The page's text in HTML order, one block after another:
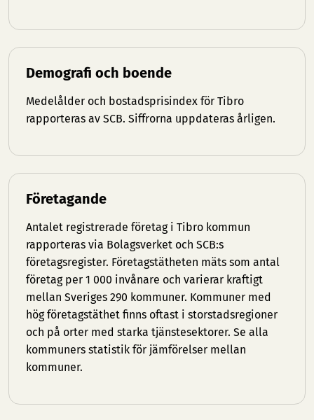
Demografi och boende
Medelålder och bostadsprisindex för Tibro
rapporteras av SCB. Siffrorna uppdateras årligen.
Företagande
Antalet registrerade företag i Tibro kommun
rapporteras via Bolagsverket och SCB:s
företagsregister. Företagstätheten mäts som antal
företag per 1 000 invånare och varierar kraftigt
mellan Sveriges 290 kommuner. Kommuner med
hög företagstäthet finns oftast i storstadsregioner
och på orter med starka tjänstesektorer. Se alla
kommuners statistik för jämförelser mellan
kommuner.